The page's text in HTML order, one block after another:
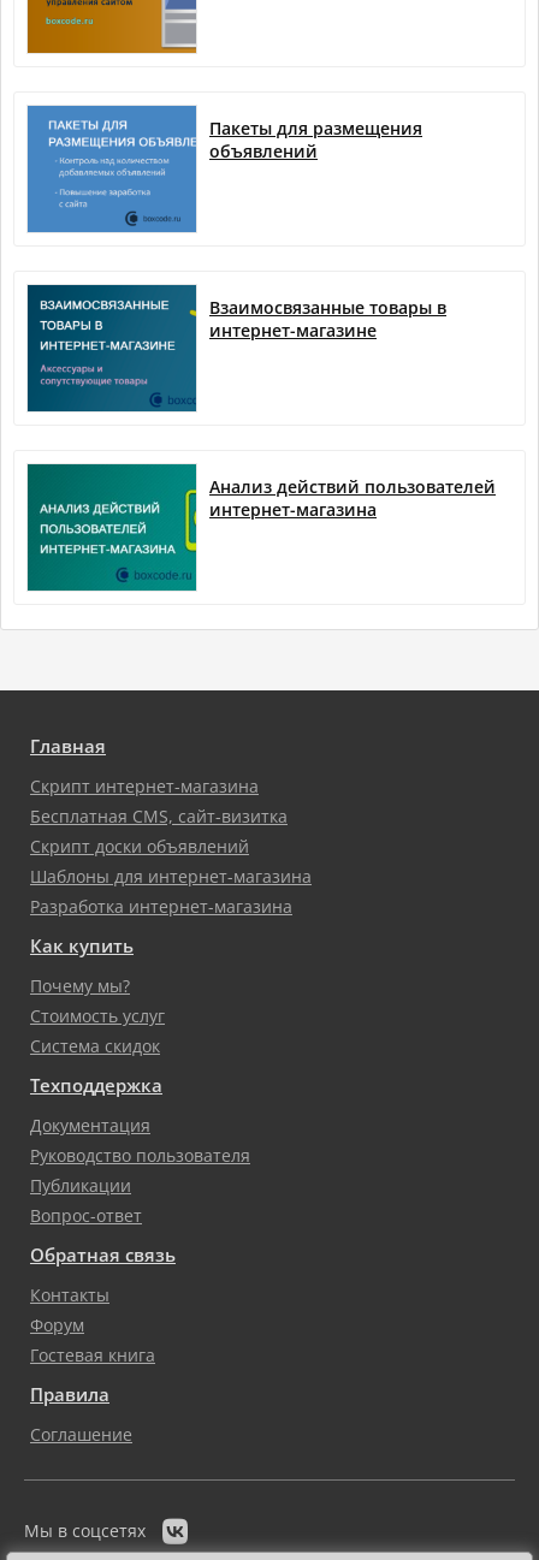
Пакеты для размещения
объявлений
Взаимосвязанные товары в
интернет-магазине
Анализ действий пользователей
интернет-магазина
Главная
Скрипт интернет-магазина
Бесплатная CMS, сайт-визитка
Скрипт доски объявлений
Шаблоны для интернет-магазина
Разработка интернет-магазина
Как купить
Почему мы?
Стоимость услуг
Система скидок
Техподдержка
Документация
Руководство пользователя
Публикации
Вопрос-ответ
Обратная связь
Контакты
Форум
Гостевая книга
Правила
Соглашение
Мы в соцсетях 